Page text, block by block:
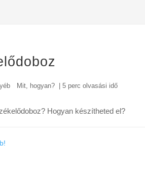
Mit, hogyan? | 5 perc olvasási idő
Hogyan készítheted el?